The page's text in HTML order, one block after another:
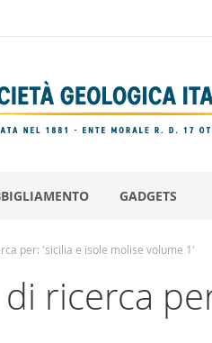
GADGETS
per: 'sicilia e isole molise volume 1'
ricerca